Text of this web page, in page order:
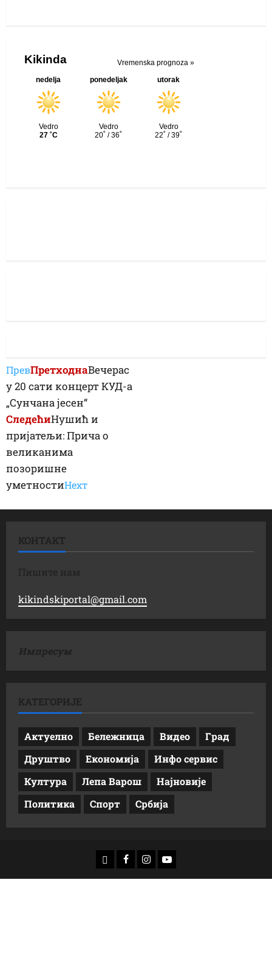
ПревПретходнаВечерас
у 20 сати концерт КУД-а
„Сунчана јесен“
СледећиНушић и
пријатељи: Прича о
великанима
позоришне
уметностиНеxт
КОНТАКТ
Пишите нам
kikindskiportal@gmail.com
Импресум
КАТЕГОРИЈЕ
Актуелно Бележница Видео
Град
Друштво
Економија
Инфо сервис
Култура
Лепа Варош
Најновије
Политика
Спорт Србија
доwнлоад
Фацебоок
Инстаграм
Yоутубе